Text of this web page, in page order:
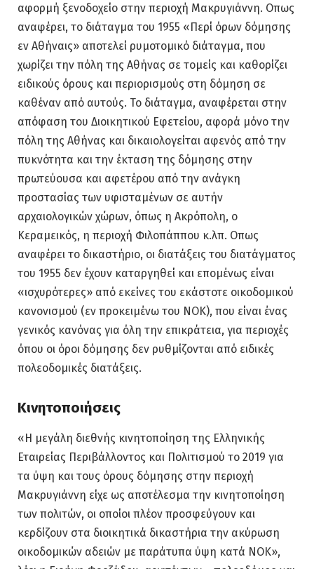
αφορμή ξενοδοχείο στην περιοχή Μακρυγιάννη. Οπως
αναφέρει, το διάταγμα του 1955 «Περί όρων δόμησης
εν Αθήναις» αποτελεί ρυμοτομικό διάταγμα, που
χωρίζει την πόλη της Αθήνας σε τομείς και καθορίζει
ειδικούς όρους και περιορισμούς στη δόμηση σε
καθέναν από αυτούς. Το διάταγμα, αναφέρεται στην
απόφαση του Διοικητικού Εφετείου, αφορά μόνο την
πόλη της Αθήνας και δικαιολογείται αφενός από την
πυκνότητα και την έκταση της δόμησης στην
πρωτεύουσα και αφετέρου από την ανάγκη
προστασίας των υφισταμένων σε αυτήν
αρχαιολογικών χώρων, όπως η Ακρόπολη, ο
Κεραμεικός, η περιοχή Φιλοπάππου κ.λπ. Οπως
αναφέρει το δικαστήριο, οι διατάξεις του διατάγματος
του 1955 δεν έχουν καταργηθεί και επομένως είναι
«ισχυρότερες» από εκείνες του εκάστοτε οικοδομικού
κανονισμού (εν προκειμένω του ΝΟΚ), που είναι ένας
γενικός κανόνας για όλη την επικράτεια, για περιοχές
όπου οι όροι δόμησης δεν ρυθμίζονται από ειδικές
πολεοδομικές διατάξεις.
Κινητοποιήσεις
«Η μεγάλη διεθνής κινητοποίηση της Ελληνικής
Εταιρείας Περιβάλλοντος και Πολιτισμού το 2019 για
τα ύψη και τους όρους δόμησης στην περιοχή
Μακρυγιάννη είχε ως αποτέλεσμα την κινητοποίηση
των πολιτών, οι οποίοι πλέον προσφεύγουν και
κερδίζουν στα διοικητικά δικαστήρια την ακύρωση
οικοδομικών αδειών με παράτυπα ύψη κατά ΝΟΚ»,